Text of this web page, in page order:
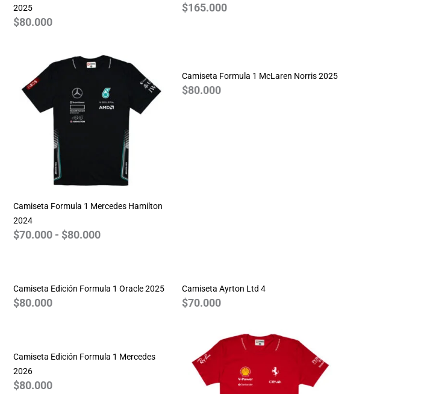
2025
$80.000
$165.000
Camiseta Formula 1 Mercedes Hamilton
2024
$70.000 - $80.000
de
desde
$70.000
$80.000
Camiseta Formula 1 McLaren Norris 2025
$80.000
Camiseta Edición Formula 1 Oracle 2025
$80.000
Camiseta Ayrton Ltd 4
$70.000
Camiseta Edición Formula 1 Mercedes
2026
$80.000
de
desde
$70.000